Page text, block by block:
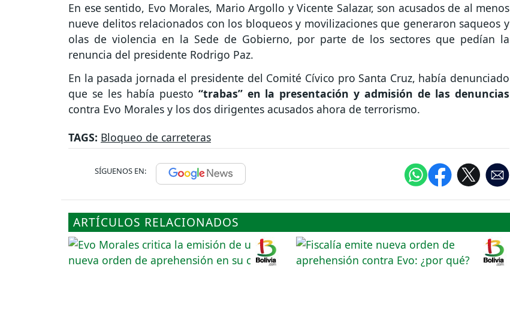
En ese sentido, Evo Morales, Mario Argollo y Vicente Salazar, son acusados de al menos
nueve delitos relacionados con los bloqueos y movilizaciones que generaron saqueos y
olas de violencia en la Sede de Gobierno, por parte de los sectores que pedían la
renuncia del presidente Rodrigo Paz.
En la pasada jornada el presidente del Comité Cívico pro Santa Cruz, había denunciado
que se les había puesto “trabas” en la presentación y admisión de las denuncias
contra Evo Morales y los dos dirigentes acusados ahora de terrorismo.
TAGS: Bloqueo de carreteras
SÍGUENOS EN:
ARTÍCULOS RELACIONADOS